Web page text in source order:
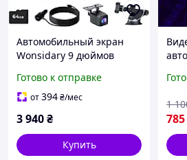
Автомобильный экран
Wonsidary 9 дюймов
Android Auto
видеорегистратор 4K
черный
Готово к отправке
от394₴/мес
3 940₴
Купить
785
1